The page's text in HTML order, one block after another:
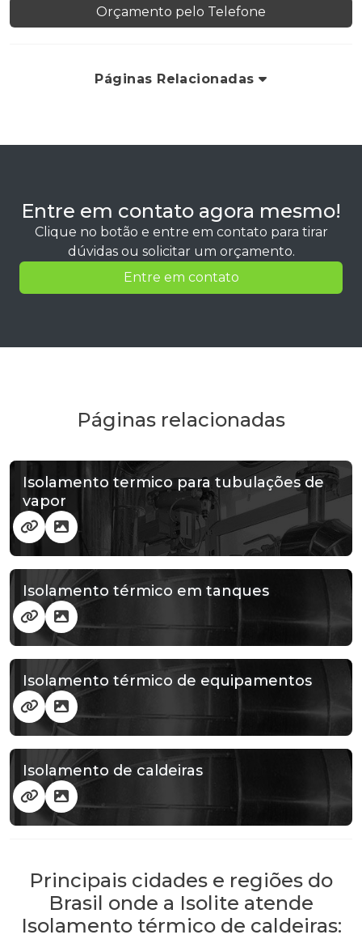
Orçamento pelo Telefone
Páginas Relacionadas
Entre em contato agora mesmo!
Clique no botão e entre em contato para tirar
dúvidas ou solicitar um orçamento.
Entre em contato
Páginas relacionadas
Isolamento termico para tubulações de
vapor
Isolamento térmico em tanques
Isolamento térmico de equipamentos
Isolamento de caldeiras
Principais cidades e regiões do
Brasil onde a Isolite atende
Isolamento térmico de caldeiras: